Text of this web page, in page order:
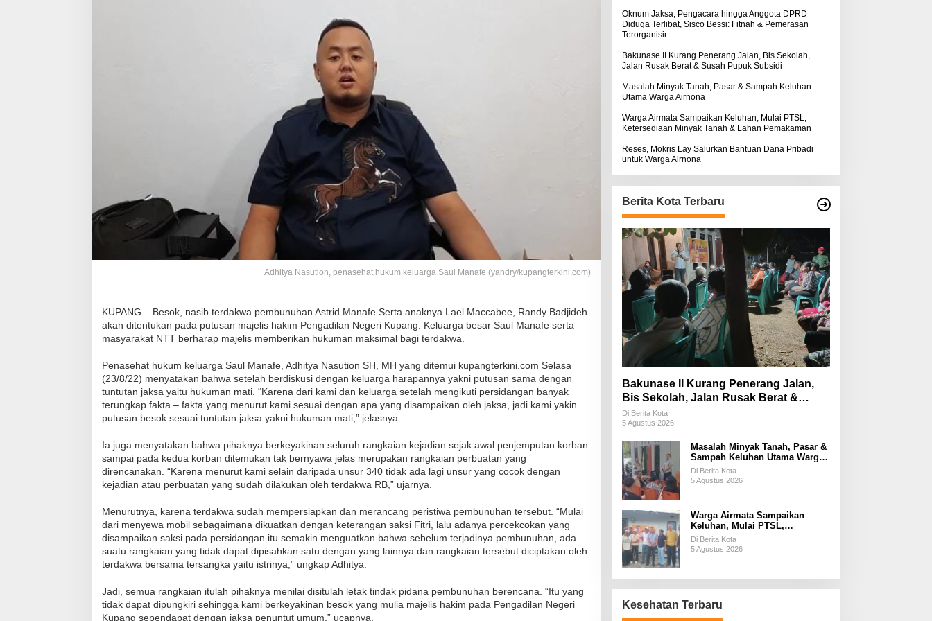
Adhitya Nasution, penasehat hukum keluarga Saul Manafe (yandry/kupangterkini.com)
KUPANG – Besok, nasib terdakwa pembunuhan Astrid Manafe Serta anaknya Lael Maccabee, Randy Badjideh
akan ditentukan pada putusan majelis hakim Pengadilan Negeri Kupang. Keluarga besar Saul Manafe serta
masyarakat NTT berharap majelis memberikan hukuman maksimal bagi terdakwa.
Penasehat hukum keluarga Saul Manafe, Adhitya Nasution SH, MH yang ditemui kupangterkini.com Selasa
(23/8/22) menyatakan bahwa setelah berdiskusi dengan keluarga harapannya yakni putusan sama dengan
tuntutan jaksa yaitu hukuman mati. “Karena dari kami dan keluarga setelah mengikuti persidangan banyak
terungkap fakta – fakta yang menurut kami sesuai dengan apa yang disampaikan oleh jaksa, jadi kami yakin
putusan besok sesuai tuntutan jaksa yakni hukuman mati,” jelasnya.
Ia juga menyatakan bahwa pihaknya berkeyakinan seluruh rangkaian kejadian sejak awal penjemputan korban
sampai pada kedua korban ditemukan tak bernyawa jelas merupakan rangkaian perbuatan yang
direncanakan. “Karena menurut kami selain daripada unsur 340 tidak ada lagi unsur yang cocok dengan
kejadian atau perbuatan yang sudah dilakukan oleh terdakwa RB,” ujarnya.
Menurutnya, karena terdakwa sudah mempersiapkan dan merancang peristiwa pembunuhan tersebut. “Mulai
dari menyewa mobil sebagaimana dikuatkan dengan keterangan saksi Fitri, lalu adanya percekcokan yang
disampaikan saksi pada persidangan itu semakin menguatkan bahwa sebelum terjadinya pembunuhan, ada
suatu rangkaian yang tidak dapat dipisahkan satu dengan yang lainnya dan rangkaian tersebut diciptakan oleh
terdakwa bersama tersangka yaitu istrinya,” ungkap Adhitya.
Jadi, semua rangkaian itulah pihaknya menilai disitulah letak tindak pidana pembunuhan berencana. “Itu yang
tidak dapat dipungkiri sehingga kami berkeyakinan besok yang mulia majelis hakim pada Pengadilan Negeri
Kupang sependapat dengan jaksa penuntut umum,” ucapnya.
:Oknum Jaksa, Pengacara hingga Anggota DPRD
Diduga Terlibat, Sisco Bessi: Fitnah & Pemerasan
Terorganisir
Bakunase II Kurang Penerang Jalan, Bis Sekolah,
Jalan Rusak Berat & Susah Pupuk Subsidi
Masalah Minyak Tanah, Pasar & Sampah Keluhan
Utama Warga Airnona
Warga Airmata Sampaikan Keluhan, Mulai PTSL,
Ketersediaan Minyak Tanah & Lahan Pemakaman
Reses, Mokris Lay Salurkan Bantuan Dana Pribadi
untuk Warga Airnona
Berita Kota Terbaru
Bakunase II Kurang Penerang Jalan,
Bis Sekolah, Jalan Rusak Berat &
Susah Pupuk Subsidi
Di Berita Kota
5 Agustus 2026
Masalah Minyak Tanah, Pasar &
Sampah Keluhan Utama Warga
Airnona
Di Berita Kota
5 Agustus 2026
Warga Airmata Sampaikan
Keluhan, Mulai PTSL,
Ketersediaan Minyak Tanah &
Lahan Pemakaman
Di Berita Kota
5 Agustus 2026
Kesehatan Terbaru